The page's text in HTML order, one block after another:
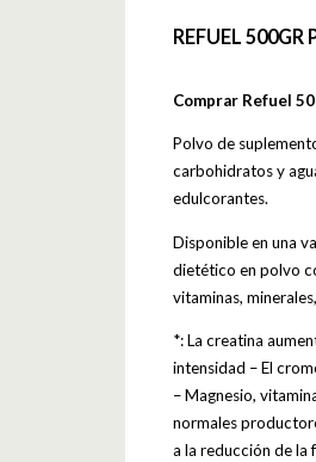
REFUEL 500GR
Comprar Refuel
Polvo de
carbohidratos y
edulcorantes.
Disponible en una
dietético en polvo
vitaminas,
*: La creatina
intensidad – El
– Magnesio,
normales
a la reducción de la